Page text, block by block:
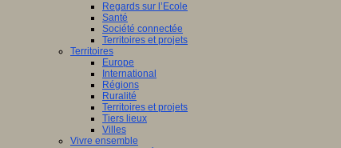
Regards sur l’Ecole
Santé
Société connectée
Territoires et projets
Territoires
Europe
International
Régions
Ruralité
Territoires et projets
Tiers lieux
Villes
Vivre ensemble